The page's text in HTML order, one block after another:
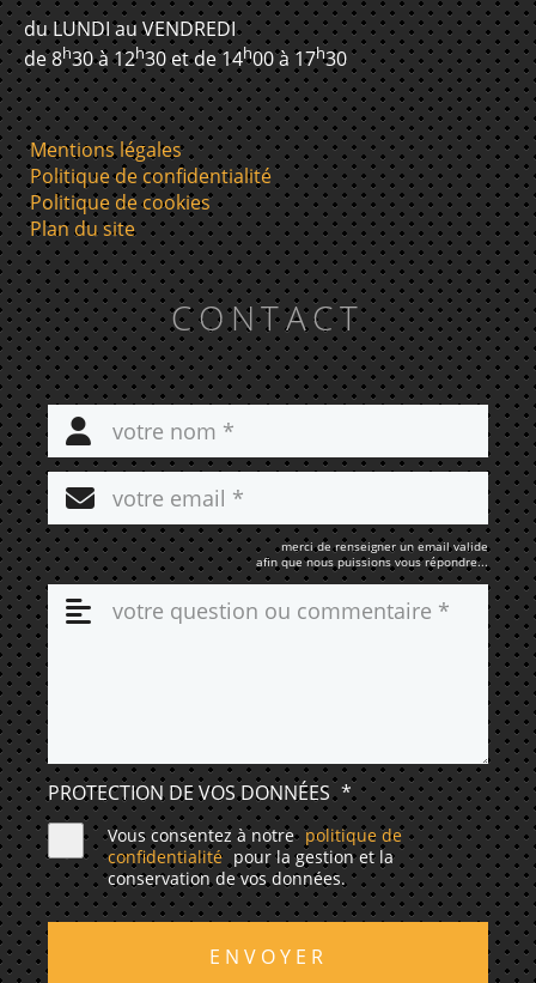
du LUNDI au VENDREDI
de 8h30 à 12h30 et de 14h00 à 17h30
Mentions légales
Politique de confidentialité
Politique de cookies
Plan du site
CONTACT
merci de renseigner un email valide
afin que nous puissions vous répondre...
PROTECTION DE VOS DONNÉES *
Vous consentez à notre politique de
confidentialité pour la gestion et la
conservation de vos données.
ENVOYER